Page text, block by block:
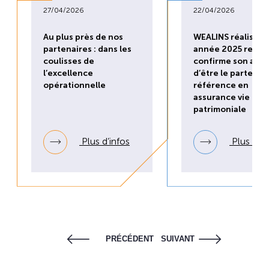
27/04/2026
Au plus près de nos
partenaires : dans les
coulisses de
l’excellence
opérationnelle
Plus d’infos
22/04/2026
WEALINS réalise
année 2025
confirme son
d’être le
référence en
assurance vie
patrimoniale
Plus
PRÉCÉDENT SUIVANT